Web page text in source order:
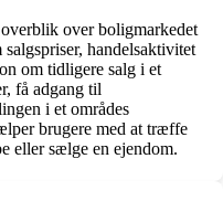
over boligmarkedet
handelsaktivitet
om tidligere salg i et
få adgang til
i et områdes
brugere med at træffe
eller sælge en ejendom.